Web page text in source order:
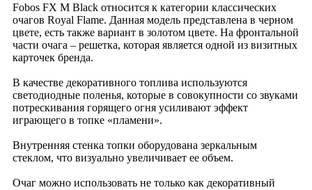
Fobos FX M Black относится к категории классических
очагов Royal Flame. Данная модель представлена в черном
цвете, есть также вариант в золотом цвете. На фронтальной
части очага – решетка, которая является одной из визитных
карточек бренда.
В качестве декоративного топлива используются
светодиодные поленья, которые в совокупности со звуками
потрескивания горящего огня усиливают эффект
играющего в топке «пламени».
Внутренняя стенка топки оборудована зеркальным
стеклом, что визуально увеличивает ее объем.
Очаг можно использовать не только как декоративный